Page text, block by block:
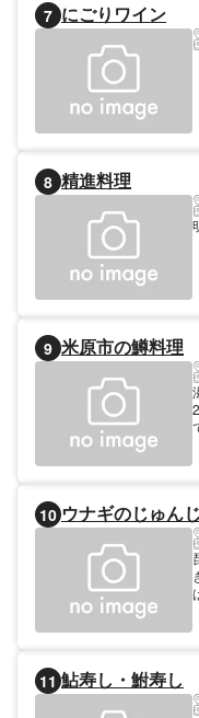
7 にごりワイン
8 精進料理
9 米原市の鱒料理
10 ウナギのじゅん
11 鮎寿し・鮒寿し